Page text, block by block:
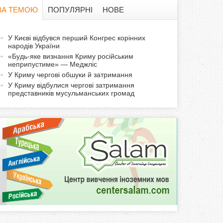
а
ф
о
р
м
ТЕМОЮ
т
в
ПОПУЛЯРНІ НОВЕ
У Києві відбувся перший Конгрес корінних
народів України
«Будь-яке визнання Криму російським
неприпустиме» — Меджліс
У Криму чергові обшуки й затримання
У Криму відбулися чергові затримання
представників мусульманських громад